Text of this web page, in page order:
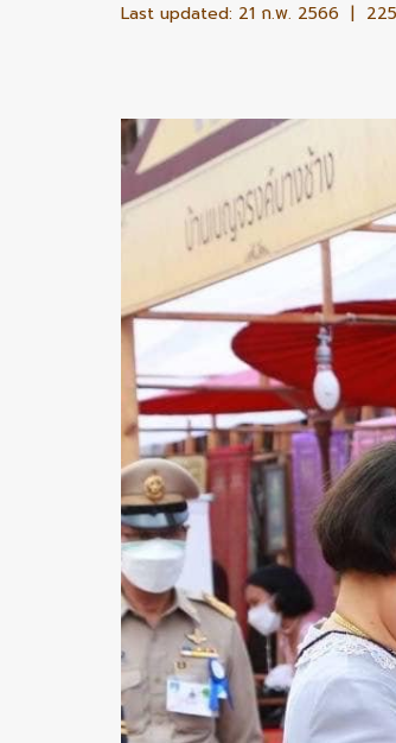
Last updated: 21 ก.พ. 2566 |